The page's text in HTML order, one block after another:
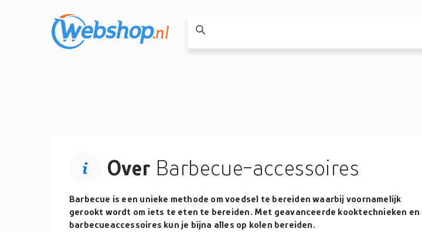
Over Barbecue-accessoires
Barbecue is een unieke methode om voedsel te bereiden waarbij voornamelijk
gerookt wordt om iets te eten te bereiden. Met geavanceerde kooktechnieken en
barbecueaccessoires kun je bijna alles op kolen bereiden.